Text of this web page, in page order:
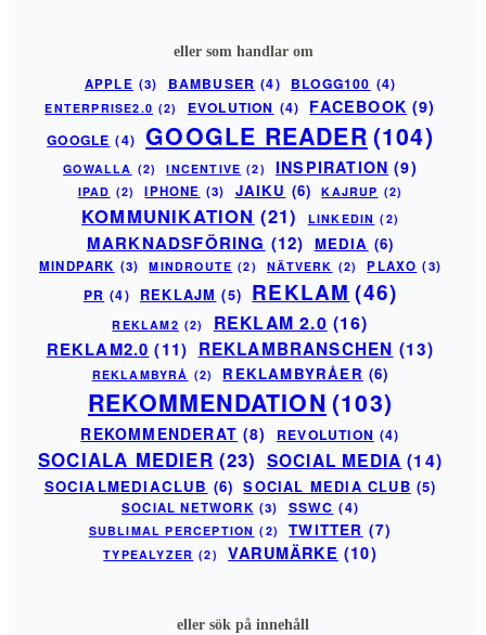
eller som handlar om
APPLE (3) BAMBUSER (4) BLOGG100 (4)
ENTERPRISE2.0 (2) EVOLUTION (4) FACEBOOK (9)
GOOGLE (4) GOOGLE READER(104)
GOWALLA (2) INCENTIVE (2) INSPIRATION (9)
IPAD (2) IPHONE (3) JAIKU (6) KAJRUP (2)
KOMMUNIKATION (21) LINKEDIN (2)
MARKNADSFÖRING (12) MEDIA (6)
MINDPARK (3) MINDROUTE (2) NÄTVERK (2) PLAXO (3)
PR (4) REKLAJM (5) REKLAM (46)
REKLAM2 (2) REKLAM 2.0 (16)
REKLAM2.0 (11) REKLAMBRANSCHEN (13)
REKLAMBYRÅ (2) REKLAMBYRÅER (6)
REKOMMENDATION (103)
REKOMMENDERAT (8) REVOLUTION (4)
SOCIALA MEDIER (23) SOCIAL MEDIA (14)
SOCIALMEDIACLUB (6) SOCIAL MEDIA CLUB (5)
SOCIAL NETWORK (3) SSWC (4)
SUBLIMAL PERCEPTION (2) TWITTER (7)
TYPEALYZER (2) VARUMÄRKE (10)
eller sök på innehåll